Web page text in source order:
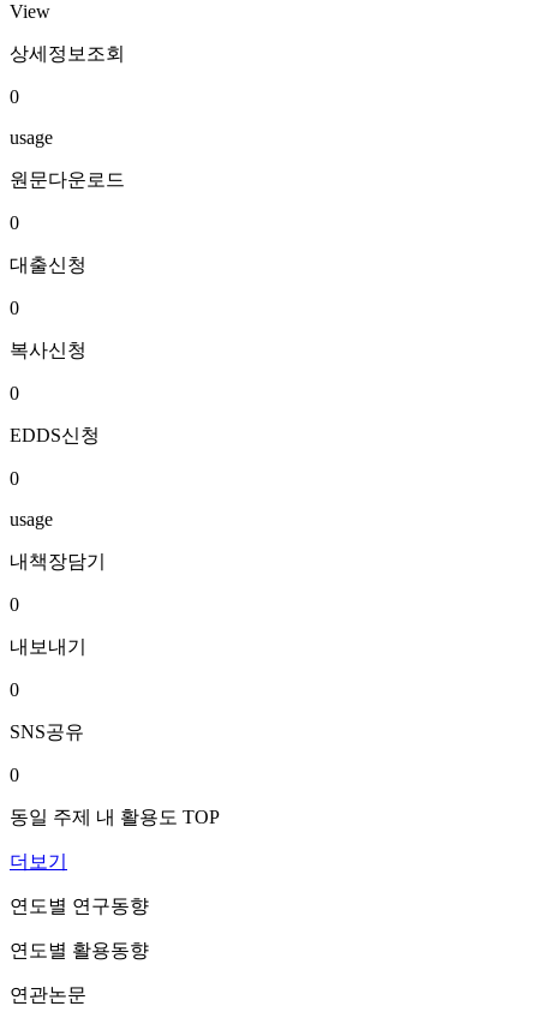
View
상세정보조회
0
usage
원문다운로드
0
대출신청
0
복사신청
0
EDDS신청
0
usage
내책장담기
0
내보내기
0
SNS공유
0
동일 주제 내 활용도 TOP
더보기
연도별 연구동향
연도별 활용동향
연관논문